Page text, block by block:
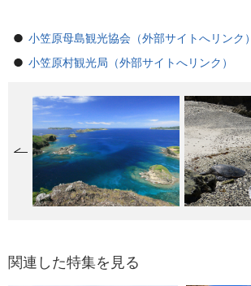
小笠原母島観光協会（外部サイトへリンク）
小笠原村観光局（外部サイトへリンク）
関連した特集を見る